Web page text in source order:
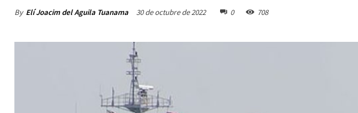
By Elí Joacim del Aguila Tuanama 30 de octubre de 2022 0 708